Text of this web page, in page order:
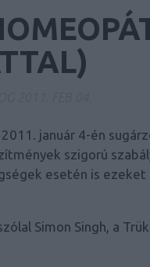
2011. január 4-én
szigorú
esetén is
Simon Singh, a